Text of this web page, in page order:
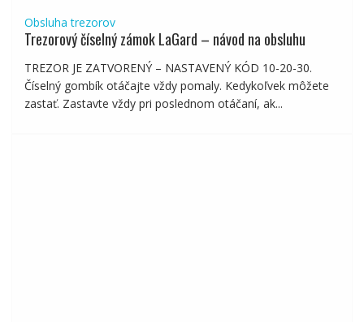
Obsluha trezorov
Trezorový číselný zámok LaGard – návod na obsluhu
TREZOR JE ZATVORENÝ – NASTAVENÝ KÓD 10-20-30.
Číselný gombík otáčajte vždy pomaly. Kedykoľvek môžete
zastať. Zastavte vždy pri poslednom otáčaní, ak...